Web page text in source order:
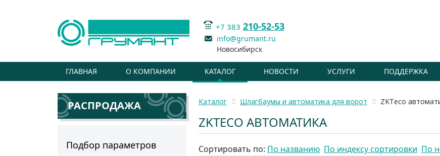
+7 383 210-52-53
info@grumant.ru
Новосибирск
ГЛАВНАЯ О КОМПАНИИ КАТАЛОГ НОВОСТИ УСЛУГИ ПОДДЕРЖКА
РАСПРОДАЖА
Подбор параметров
Каталог Шлагбаумы и автоматика для ворот ZKTeco
ZKTECO АВТОМАТИКА
Сортировать по: По названию По индексу сортировки По